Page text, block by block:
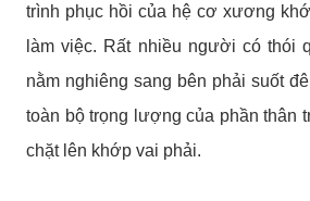
trình phục hồi của hệ cơ xương
làm việc. Rất nhiều người có thói
nằm nghiêng sang bên phải suốt
toàn bộ trọng lượng của phần thân
chặt lên khớp vai phải.